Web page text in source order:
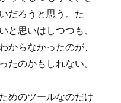
だろうと思う。た
と思いはしつつも、
からなかったのが、
たのかもしれない。
めのツールなのだけ